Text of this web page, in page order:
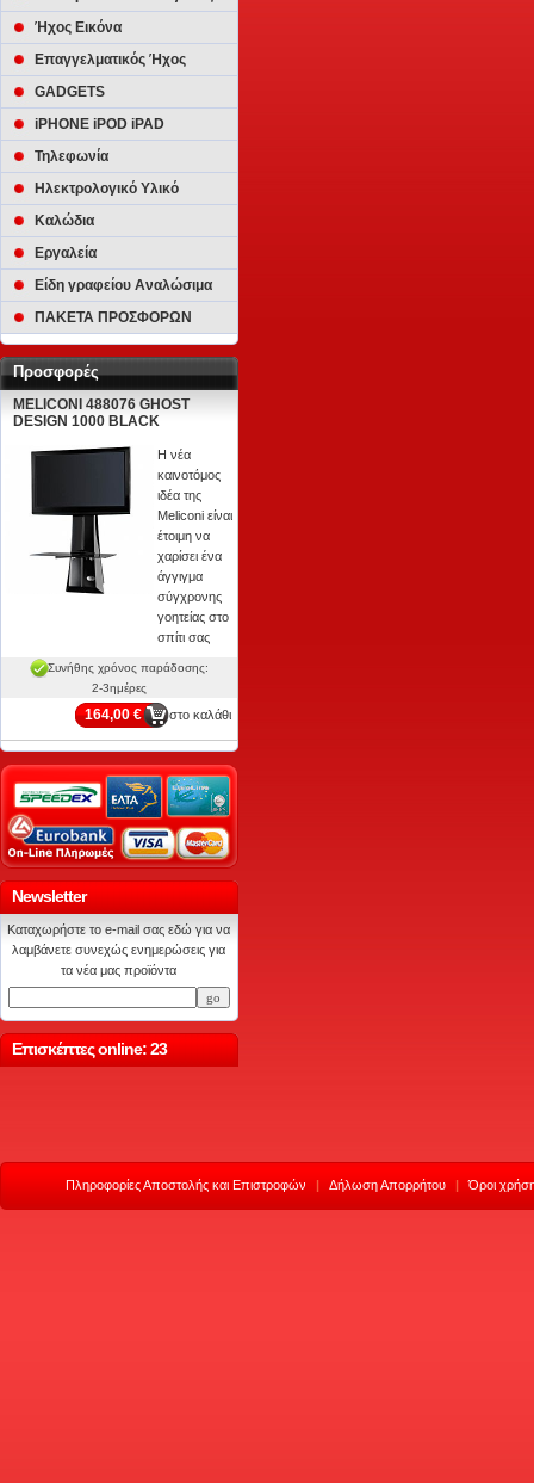
Ήχος Εικόνα
Επαγγελματικός Ήχος
GADGETS
iPHONE iPOD iPAD
Τηλεφωνία
Ηλεκτρολογικό Υλικό
Καλώδια
Εργαλεία
Είδη γραφείου Αναλώσιμα
ΠΑΚΕΤΑ ΠΡΟΣΦΟΡΩΝ
Προσφορές
MELICONI 488076 GHOST
DESIGN 1000 BLACK
Η νέα
καινοτόμος
ιδέα της
Meliconi είναι
έτοιμη να
χαρίσει ένα
άγγιγμα
σύγχρονης
γοητείας στο
σπίτι σας
Συνήθης χρόνος παράδοσης:
2-3ημέρες
164,00 € στο καλάθι
Newsletter
Καταχωρήστε το e-mail σας εδώ για να
λαμβάνετε συνεχώς ενημερώσεις για
τα νέα μας προϊόντα
Επισκέπτες online: 23
Πληροφορίες Αποστολής και Επιστροφών | Δήλωση Απορρήτου | Όροι